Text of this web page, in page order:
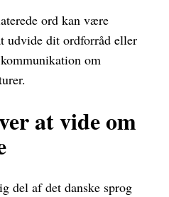
ord kan være
udvide dit ordforråd eller
om
at vide om
del af det danske sprog